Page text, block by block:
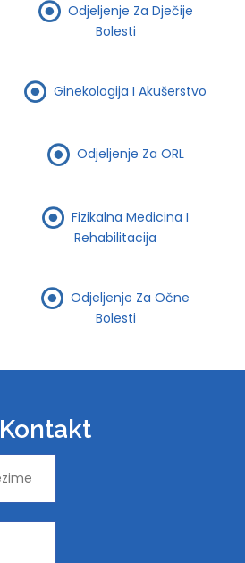
Odjeljenje Za Dječije
Bolesti
Ginekologija I Akušerstvo
Odjeljenje Za ORL
Fizikalna Medicina I
Rehabilitacija
Odjeljenje Za Očne
Bolesti
Kontakt